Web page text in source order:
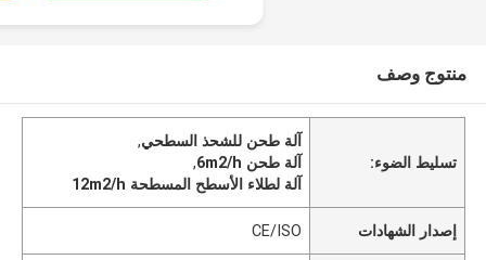
منتوج وصف
تسليط الضوء:
آلة طحن للشحذ السطحي,
آلة طحن 6m2/h
,
آلة لطلاء الأسطح المسطحة 12m2/h
إصدار الشهادات CE/ISO